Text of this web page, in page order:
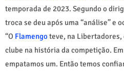
temporada de 2023. Segundo o
troca se deu após uma “análise” e
“O Flamengoteve, na
clube na história da competição.
empatamos um. Então temos